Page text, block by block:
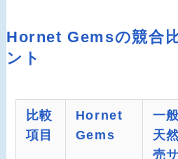
Hornet Gemsの競合
ント
比較
項目
Hornet
Gems
一
天
売